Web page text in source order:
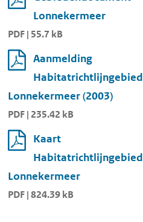
Lonnekermeer
PDF | 55.7 kB
Aanmelding
Habitatrichtlijngebied
Lonnekermeer (2003)
PDF | 235.42 kB
Kaart
Habitatrichtlijngebied
Lonnekermeer
PDF | 824.39 kB